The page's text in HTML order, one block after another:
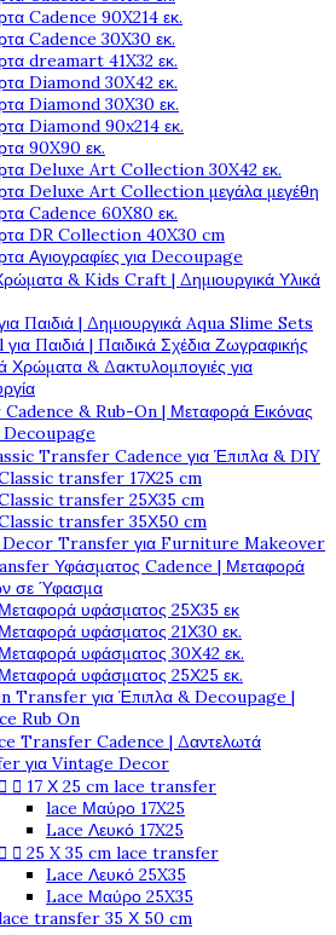
Cadence 90X214 εκ.
Cadence 30X30 εκ.
dreamart 41X32 εκ.
Diamond 30X42 εκ.
Diamond 30X30 εκ.
Diamond 90x214 εκ.
90X90 εκ.
Deluxe Art Collection 30X42 εκ.
Deluxe Art Collection μεγάλα μεγέθη
Cadence 60X80 εκ.
DR Collection 40X30 cm
Αγιογραφίες για Decoupage
& Kids Craft | Δημιουργικά Υλικά
Παιδιά | Δημιουργικά Aqua Slime Sets
Παιδιά | Παιδικά Σχέδια Ζωγραφικής
Χρώματα & Δακτυλομπογιές για
& Rub-On | Μεταφορά Εικόνας
Decoupage
Transfer Cadence για Έπιπλα & DIY
transfer 17Χ25 cm
transfer 25Χ35 cm
transfer 35Χ50 cm
Transfer για Furniture Makeover
Υφάσματος Cadence | Μεταφορά
σε Ύφασμα
Μεταφορά υφάσματος 25Χ35 εκ
Μεταφορά υφάσματος 21Χ30 εκ.
Μεταφορά υφάσματος 30Χ42 εκ.
Μεταφορά υφάσματος 25Χ25 εκ.
Transfer για Έπιπλα & Decoupage |
Rub On
Transfer Cadence | Δαντελωτά
για Vintage Decor
  17 Χ 25 cm lace transfer
lace Μαύρο 17X25
Lace Λευκό 17X25
  25 X 35 cm lace transfer
Lace Λευκό 25X35
Lace Μαύρο 25X35
transfer 35 Χ 50 cm